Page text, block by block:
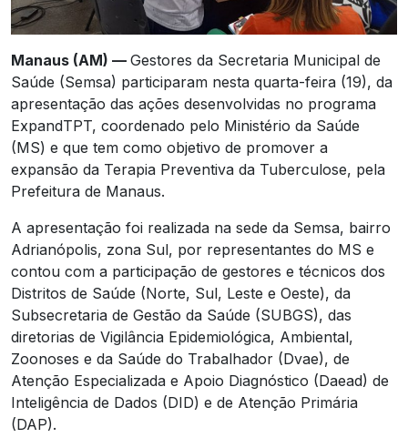
Manaus (AM) — Gestores da Secretaria Municipal de
Saúde (Semsa) participaram nesta quarta-feira (19), da
apresentação das ações desenvolvidas no programa
ExpandTPT, coordenado pelo Ministério da Saúde
(MS) e que tem como objetivo de promover a
expansão da Terapia Preventiva da Tuberculose, pela
Prefeitura de Manaus.
A apresentação foi realizada na sede da Semsa, bairro
Adrianópolis, zona Sul, por representantes do MS e
contou com a participação de gestores e técnicos dos
Distritos de Saúde (Norte, Sul, Leste e Oeste), da
Subsecretaria de Gestão da Saúde (SUBGS), das
diretorias de Vigilância Epidemiológica, Ambiental,
Zoonoses e da Saúde do Trabalhador (Dvae), de
Atenção Especializada e Apoio Diagnóstico (Daead) de
Inteligência de Dados (DID) e de Atenção Primária
(DAP).